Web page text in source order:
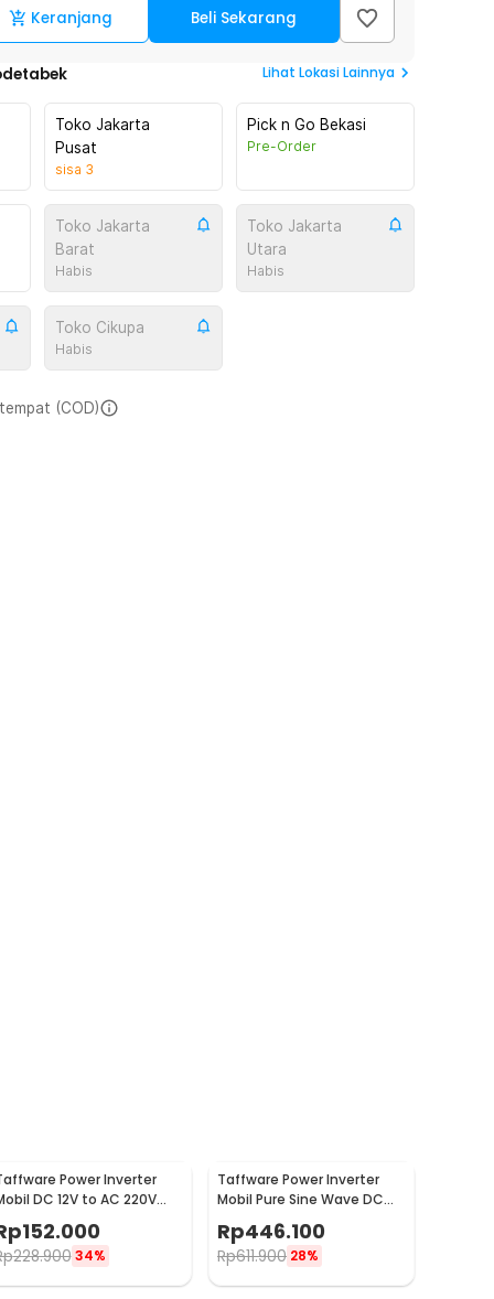
Keranjang Beli Sekarang
Lihat Lokasi Lainnya
Toko Jakarta
Pusat
sisa 3
Pick n Go Bekasi
Pre-Order
Toko Jakarta
Barat
Habis
Toko Jakarta
Utara
Habis
Toko Cikupa
Habis
(COD)
Power Inverter
DC 12V to AC 220V
152.000
228.900 34%
Taffware Power Inverter
Mobil Pure Sine Wave DC
12V to AC 220V 1000W -
NBQ1000W
Rp446.100
Rp611.900 28%